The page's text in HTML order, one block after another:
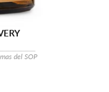
del SOP